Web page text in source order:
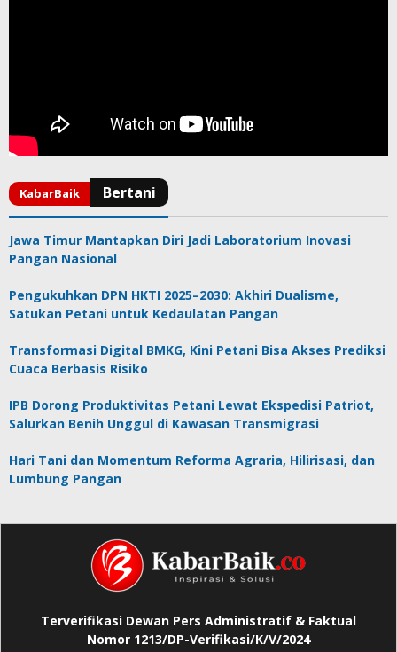
Jawa Timur Mantapkan Diri Jadi Laboratorium Inovasi
Pangan Nasional
Pengukuhkan DPN HKTI 2025–2030: Akhiri Dualisme,
Satukan Petani untuk Kedaulatan Pangan
Transformasi Digital BMKG, Kini Petani Bisa Akses Prediksi
Cuaca Berbasis Risiko
IPB Dorong Produktivitas Petani Lewat Ekspedisi Patriot,
Salurkan Benih Unggul di Kawasan Transmigrasi
Hari Tani dan Momentum Reforma Agraria, Hilirisasi, dan
Lumbung Pangan
Terverifikasi Dewan Pers Administratif & Faktual
Nomor 1213/DP-Verifikasi/K/V/2024